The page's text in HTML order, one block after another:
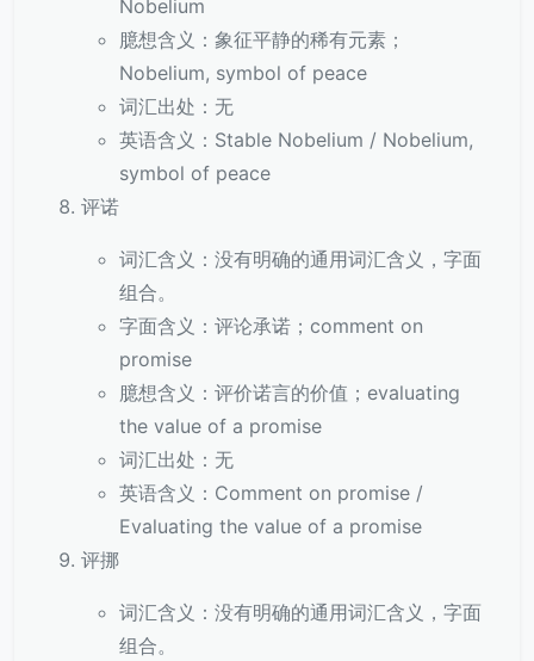
Nobelium
臆想含义：象征平静的稀有元素；
Nobelium, symbol of peace
词汇出处：无
英语含义：Stable Nobelium / Nobelium,
symbol of peace
评诺
词汇含义：没有明确的通用词汇含义，字面
组合。
字面含义：评论承诺；comment on
promise
臆想含义：评价诺言的价值；evaluating
the value of a promise
词汇出处：无
英语含义：Comment on promise /
Evaluating the value of a promise
评挪
词汇含义：没有明确的通用词汇含义，字面
组合。